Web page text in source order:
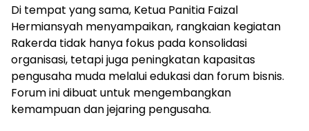
Di tempat yang sama, Ketua Panitia Faizal
Hermiansyah menyampaikan, rangkaian kegiatan
Rakerda tidak hanya fokus pada konsolidasi
organisasi, tetapi juga peningkatan kapasitas
pengusaha muda melalui edukasi dan forum bisnis.
Forum ini dibuat untuk mengembangkan
kemampuan dan jejaring pengusaha.